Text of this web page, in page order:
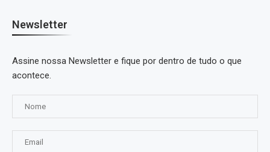
Newsletter
Assine nossa Newsletter e fique por dentro de tudo o que
acontece.